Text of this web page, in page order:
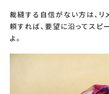
裁縫する自信がない方は、
頼すれば、要望に沿ってスピ
よ。